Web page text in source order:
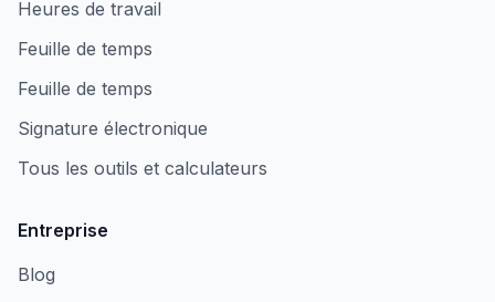
Heures de travail
Feuille de temps
Feuille de temps
Signature électronique
Tous les outils et calculateurs
Entreprise
Blog